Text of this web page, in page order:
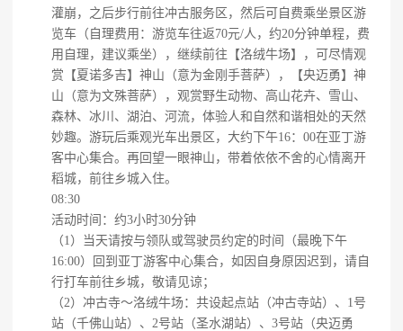
灌崩，之后步行前往冲古服务区，然后可自费乘坐景区游
览车（自理费用：游览车往返70元/人，约20分钟单程，费
用自理，建议乘坐），继续前往【洛绒牛场】，可尽情观
赏【夏诺多吉】神山（意为金刚手菩萨），【央迈勇】神
山（意为文殊菩萨），观赏野生动物、高山花卉、雪山、
森林、冰川、湖泊、河流，体验人和自然和谐相处的天然
妙趣。游玩后乘观光车出景区，大约下午16：00在亚丁游
客中心集合。再回望一眼神山，带着依依不舍的心情离开
稻城，前往乡城入住。
08:30
活动时间：约3小时30分钟
（1）当天请按与领队或驾驶员约定的时间（最晚下午
16:00）回到亚丁游客中心集合，如因自身原因迟到，请自
行打车前往乡城，敬请见谅；
（2）冲古寺～洛绒牛场：共设起点站（冲古寺站）、1号
站（千佛山站）、2号站（圣水湖站）、3号站（央迈勇